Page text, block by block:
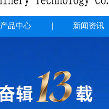
产品中心 新闻资讯